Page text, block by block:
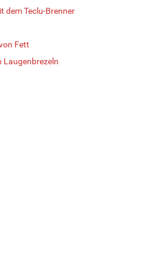
dem Teclu-Brenner
Fett
Laugenbrezeln